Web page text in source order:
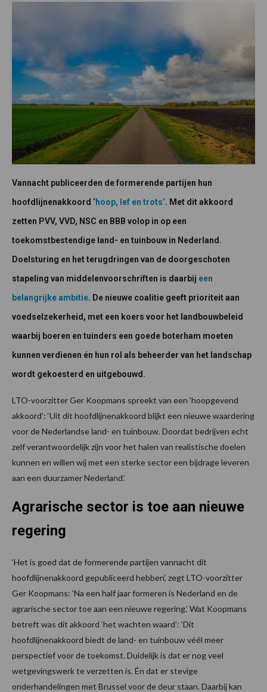
Vannacht publiceerden de formerende partijen hun
hoofdlijnenakkoord ‘hoop, lef en trots’. Met dit akkoord
zetten PVV, VVD, NSC en BBB volop in op een
toekomstbestendige land- en tuinbouw in Nederland.
Doelsturing en het terugdringen van de doorgeschoten
stapeling van middelenvoorschriften is daarbij een
belangrijke ambitie. De nieuwe coalitie geeft prioriteit aan
voedselzekerheid, met een koers voor het landbouw­beleid
waarbij boeren en tuinders een goede boterham moeten
kunnen verdienen én hun rol als beheerder van het landschap
wordt gekoesterd en uitgebouwd.
LTO-voorzitter Ger Koopmans spreekt van een ‘hoopgevend
akkoord’: ‘Uit dit hoofdlijnenakkoord blijkt een nieuwe waardering
voor de Nederlandse land- en tuinbouw. Doordat bedrijven echt
zelf verantwoordelijk zijn voor het halen van realistische doelen
kunnen en willen wij met een sterke sector een bijdrage leveren
aan een duurzamer Nederland.’
Agrarische sector is toe aan nieuwe
regering
‘Het is goed dat de formerende partijen vannacht dit
hoofdlijnenakkoord gepubliceerd hebben’, zegt LTO-voorzitter
Ger Koopmans: ‘Na een half jaar formeren is Nederland en de
agrarische sector toe aan een nieuwe regering.’ Wat Koopmans
betreft was dit akkoord ‘het wachten waard’: ‘Dit
hoofdlijnenakkoord biedt de land- en tuinbouw véél meer
perspectief voor de toekomst. Duidelijk is dat er nog veel
wetgevingswerk te verzetten is. Én dat er stevige
onderhandelingen met Brussel voor de deur staan. Daarbij kan